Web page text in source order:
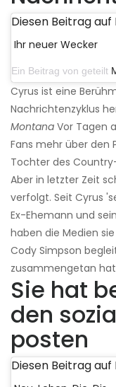
Diesen Beitrag
Ihr neuer Wecker
Ein Beitrag von geteilt
Cyrus ist eine
Nachrichtenzyklus
Montana Vor Tagen
Fans mehr über den
Tochter des
Aber in letzter Zeit
verfolgt. Seit Cyrus
Ex-Ehemann und
haben die Medien
Cody Simpson
zusammengetan
Sie hat
den
posten
Diesen Beitrag